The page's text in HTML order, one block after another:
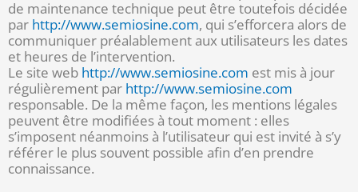
de maintenance technique peut être toutefois décidée
par http://www.semiosine.com, qui s’efforcera alors de
communiquer préalablement aux utilisateurs les dates
et heures de l’intervention.
Le site web http://www.semiosine.com est mis à jour
régulièrement par http://www.semiosine.com
responsable. De la même façon, les mentions légales
peuvent être modifiées à tout moment : elles
s’imposent néanmoins à l’utilisateur qui est invité à s’y
référer le plus souvent possible afin d’en prendre
connaissance.